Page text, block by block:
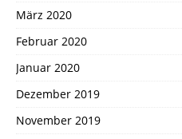
März 2020
Februar 2020
Januar 2020
Dezember 2019
November 2019